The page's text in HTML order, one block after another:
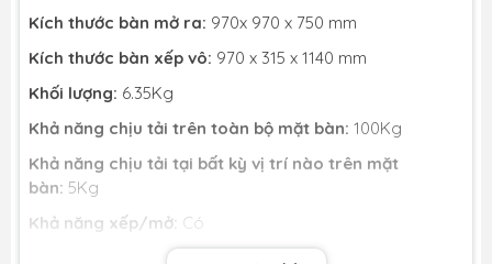
Kích thước bàn mở ra: 970x 970 x 750 mm
Kích thước bàn xếp vô: 970 x 315 x 1140 mm
Khối lượng: 6.35Kg
Khả năng chịu tải trên toàn bộ mặt bàn: 100Kg
Khả năng chịu tải tại bất kỳ vị trí nào trên mặt
bàn: 5Kg
Khả năng xếp/mở: Có